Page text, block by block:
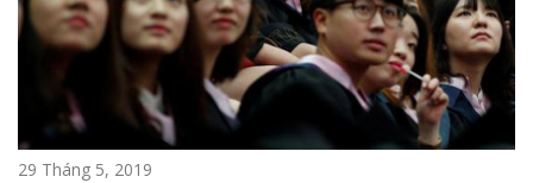
29 Tháng 5, 2019